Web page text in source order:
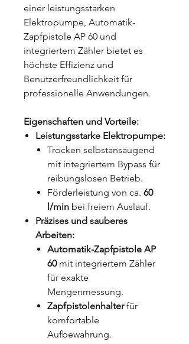
einer leistungsstarken
Elektropumpe, Automatik-
Zapfpistole AP 60 und
integriertem Zähler bietet es
höchste Effizienz und
Benutzerfreundlichkeit für
professionelle Anwendungen.
Eigenschaften und Vorteile:
Leistungsstarke Elektropumpe:
Trocken selbstansaugend
mit integriertem Bypass für
reibungslosen Betrieb.
Förderleistung von ca. 60
l/min bei freiem Auslauf.
Präzises und sauberes
Arbeiten:
Automatik-Zapfpistole AP
60mit integriertem Zähler
für exakte
Mengenmessung.
Zapfpistolenhalterfür
komfortable
Aufbewahrung.